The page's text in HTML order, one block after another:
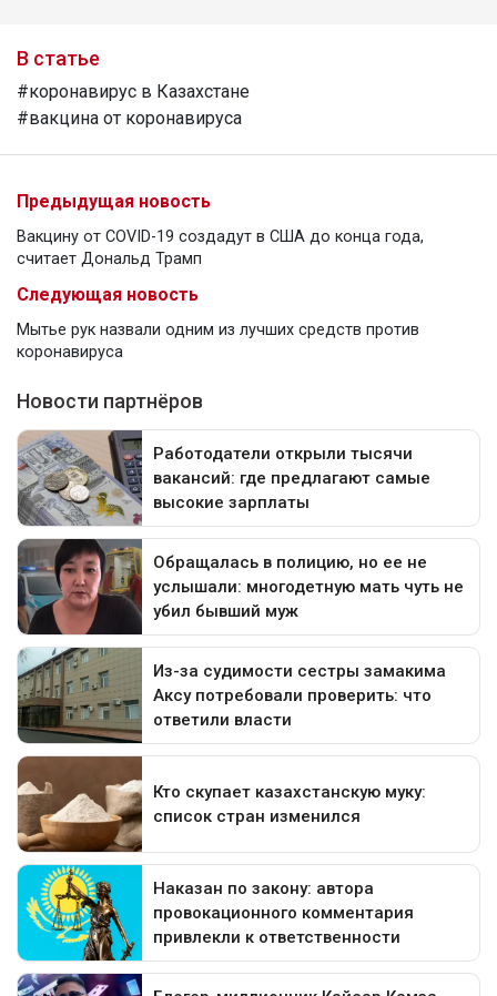
В статье
#коронавирус в Казахстане
#вакцина от коронавируса
Предыдущая новость
Вакцину от COVID-19 создадут в США до конца года,
считает Дональд Трамп
Следующая новость
Мытье рук назвали одним из лучших средств против
коронавируса